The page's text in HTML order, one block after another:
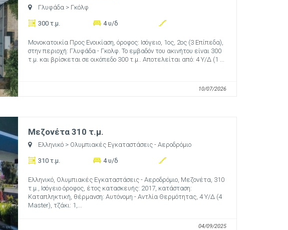
Γλυφάδα > Γκόλφ
300 τ.μ. 4 υ/δ
Μονοκατοικία Προς Ενοικίαση, όροφος: Ισόγειο, 1ος, 2ος (3 Επίπεδα),
στην περιοχή: Γλυφάδα - Γκολφ. Το εμβαδόν του ακινήτου είναι 300
τ.μ. και βρίσκεται σε οικόπεδο 300 τ.μ.. Αποτελείται από: 4 Υ/Δ (1 ...
10/07/2026
Μεζονέτα 310 τ.μ.
Ελληνικό > Ολυμπιακές Εγκαταστάσεις - Αεροδρόμιο
310 τ.μ. 4 υ/δ
Ελληνικό, Ολυμπιακές Εγκαταστάσεις - Αεροδρόμιο, Μεζονέτα, 310
τ.μ., Ισόγειο όροφος, έτος κατασκευής: 2017, κατάσταση:
Καταπληκτική, θέρμανση: Αυτόνομη - Αντλία Θερμότητας, 4 Υ/Δ (4
Master), τζάκι: 1,...
04/09/2025